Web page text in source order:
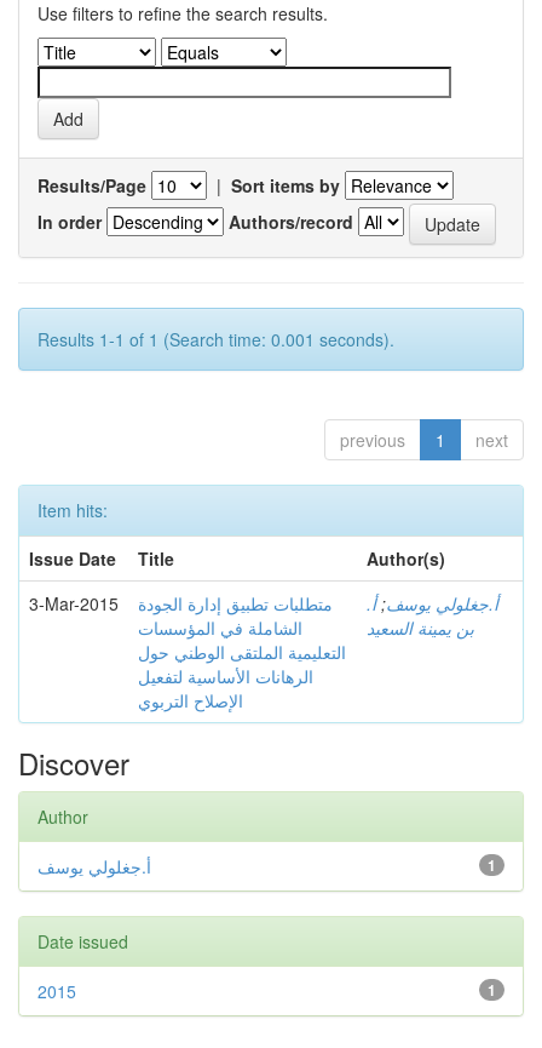
Use filters to refine the search results.
Results/Page | Sort items by
In order
Authors/record
Results 1-1 of 1 (Search time: 0.001 seconds).
previous 1 next
Item hits:
Issue Date
Title
Author(s)
3-Mar-2015
متطلبات تطبيق إدارة الجودة
الشاملة في المؤسسات
التعليمية الملتقى الوطني حول
الرهانات الأساسية لتفعيل
الإصلاح التربوي
أ.جغلولي يوسف;أ.
بن يمينة السعيد
Discover
Author
1 أ.جغلولي يوسف
Date issued
1
2015